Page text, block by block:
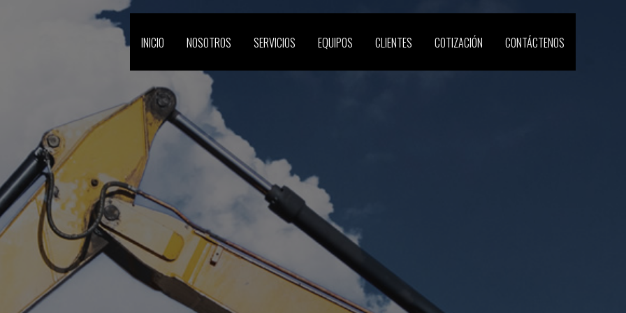
INICIO NOSOTROS SERVICIOS EQUIPOS CLIENTES COTIZACIÓN CONTÁCTENOS